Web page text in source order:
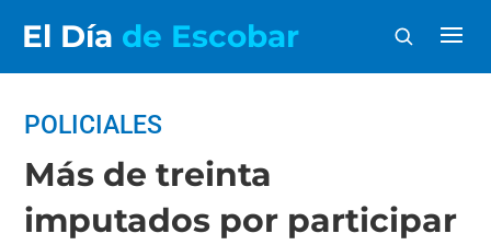
El Día de Escobar
POLICIALES
Más de treinta
imputados por participar